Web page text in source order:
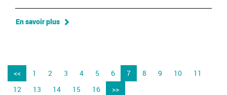
En savoir plus
<< 1 2 3 4 5 6 7 8 9 10
11
12
13 14 15 16 >>